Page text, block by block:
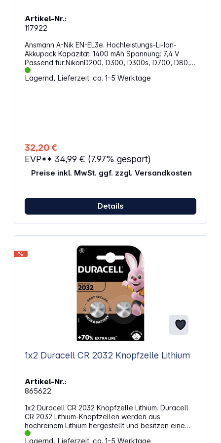
Artikel-Nr.:
117922
Ansmann A-Nik EN-EL3e. Hochleistungs-Li-Ion-
Akkupack Kapazität: 1400 mAh Spannung: 7,4 V
Passend für:NikonD200, D300, D300s, D700, D80,
D90, MB-D200, MB-D80
Lagernd, Lieferzeit: ca. 1-5 Werktage
32,20 €
EVP** 34,99 € (7.97% gespart)
Preise inkl. MwSt. ggf. zzgl. Versandkosten
Details
%
1x2 Duracell CR 2032 Knopfzelle Lithium
Artikel-Nr.:
865622
1x2 Duracell CR 2032 Knopfzelle Lithium. Duracell
CR 2032 Lithium-Knopfzellen werden aus
hochreinem Lithium hergestellt und besitzen eine
hohe Lebensdauer. Die Lagerungsdauer beträgt bis
Lagernd, Lieferzeit: ca. 1-5 Werktage